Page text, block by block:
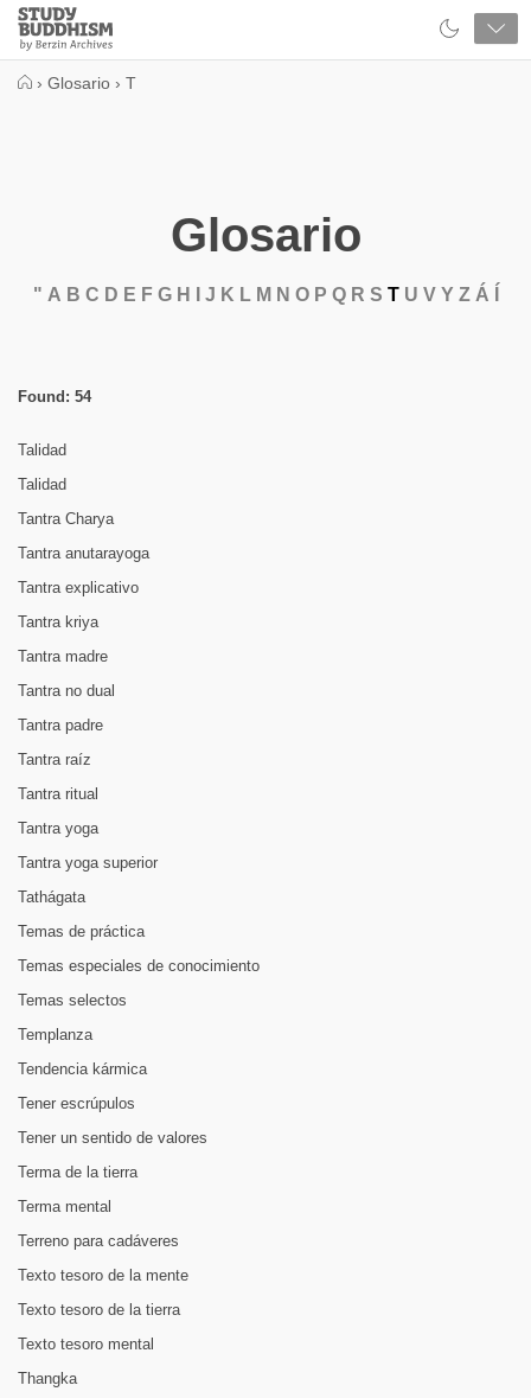
Close
Study
Buddhism
› Glosario › T
Glosario
" A B C D E F G H J K L M N O P Q R S T U V Y Z Á
Found: 54
Talidad
Talidad
Tantra Charya
Tantra anutarayoga
Tantra explicativo
Tantra kriya
Tantra madre
Tantra no dual
Tantra padre
Tantra raíz
Tantra ritual
Tantra yoga
Tantra yoga superior
Tathágata
Temas de práctica
Temas especiales de conocimiento
Temas selectos
Templanza
Tendencia kármica
Tener escrúpulos
Tener un sentido de valores
Terma de la tierra
Terma mental
Terreno para cadáveres
Texto tesoro de la mente
Texto tesoro de la tierra
Texto tesoro mental
Thangka